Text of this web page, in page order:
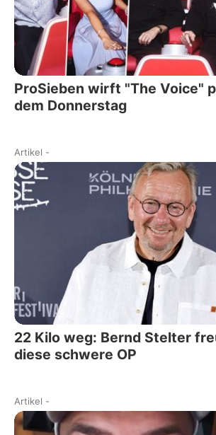
ProSieben wirft "The Voice"
dem Donnerstag
Artikel -
22 Kilo weg: Bernd Stelter
diese schwere OP
Artikel -